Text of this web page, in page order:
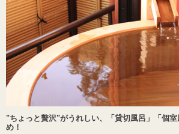
"ちょっと贅沢"がうれしい、「貸切風呂」「個
め！